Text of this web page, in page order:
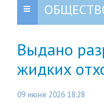
Выдано
жидких
09 июня 2026 18:28